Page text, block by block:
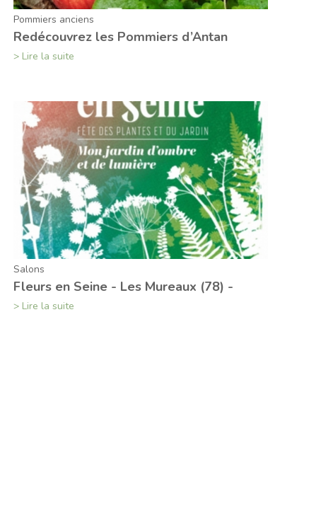
Pommiers anciens
Redécouvrez les Pommiers d’Antan
> Lire la suite
Salons
Fleurs en Seine - Les Mureaux (78) -
> Lire la suite